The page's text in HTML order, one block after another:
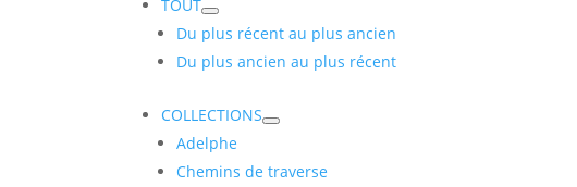
TOUT
Du plus récent au plus ancien
Du plus ancien au plus récent
COLLECTIONS
Adelphe
Chemins de traverse